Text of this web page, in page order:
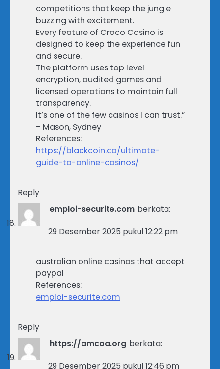
competitions that keep the jungle
buzzing with excitement.
Every feature of Croco Casino is
designed to keep the experience fun
and secure.
The platform uses top level
encryption, audited games and
licensed operations to maintain full
transparency.
It’s one of the few casinos I can trust.”
– Mason, Sydney
References:
https://blackcoin.co/ultimate-
guide-to-online-casinos/
Reply
emploi-securite.com berkata:
29 Desember 2025 pukul 12:22 pm
australian online casinos that accept
paypal
References:
emploi-securite.com
Reply
https://amcoa.org berkata:
29 Desember 2025 pukul 12:46 pm